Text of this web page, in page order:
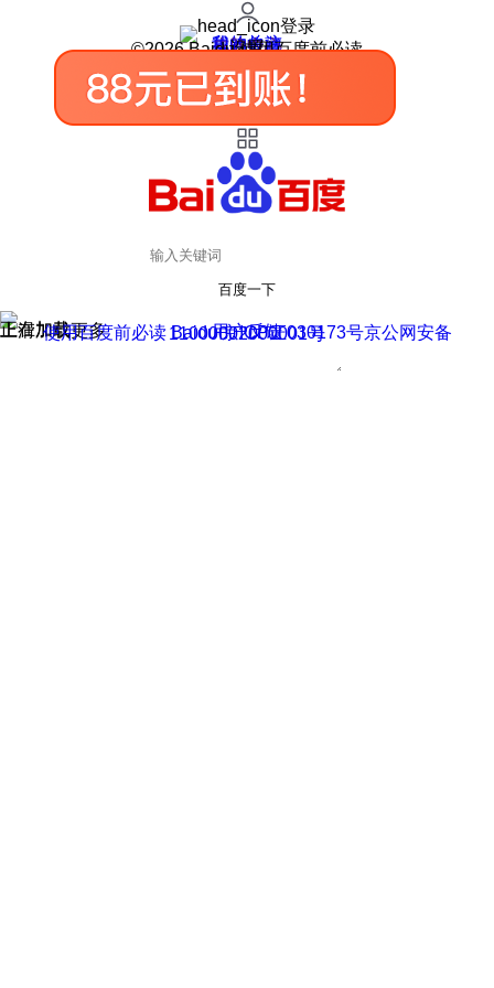
登录
我的关注
我的收藏
皮肤中心
用户反馈
设置
©2026 Baidu 使用百度前必读
百度一下
正在加载
上滑加载更多 用户反馈
使用百度前必读 Baidu 京ICP证030173号
京公网安备11000002000001号